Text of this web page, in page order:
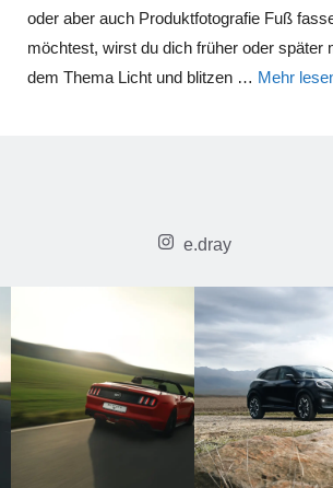
oder aber auch Produktfotografie Fuß
möchtest, wirst du dich früher oder später
dem Thema Licht und blitzen … Mehr
e.dray